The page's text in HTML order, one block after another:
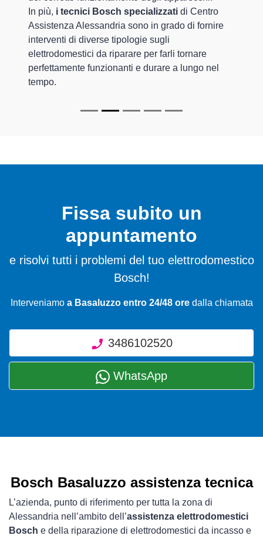
In più, i tecnici Bosch specializzati di Centro
Assistenza Alessandria sono in grado di fornire
interventi di diverse tipologie sugli
elettrodomestici da riparare per farli tornare
perfettamente funzionanti e durare a lungo nel
tempo.
Fissa subito un
appuntamento
e risolvi tutti i problemi del tuo elettrodomestico
Bosch!
Interveniamo a Basaluzzo entro 24/48 oredalla chiamata
3486102520
WhatsApp
Bosch Basaluzzo assistenza tecnica
L’azienda, punto di riferimento per tutta la zona di
Alessandria nell’ambito dell’assistenza elettrodomestici
Bosch e della riparazione di elettrodomestici da incasso e